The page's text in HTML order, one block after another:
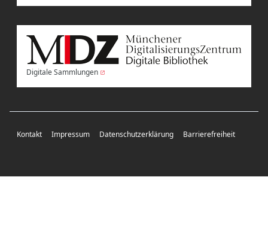
Digitale Sammlungen
Kontakt Impressum Datenschutzerklärung Barrierefreiheit